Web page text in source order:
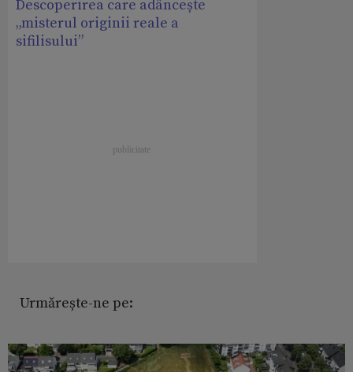
Descoperirea care adâncește
„misterul originii reale a
sifilisului”
Urmărește-ne pe: